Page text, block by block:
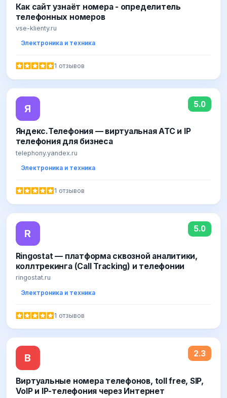
Как сайт узнаёт номера - определитель
телефонных номеров
vse-klienty.ru
Электроника и техника
1 отзывов
Я 5.0
Яндекс.Телефония — виртуальная АТС и IP
телефония для бизнеса
telephony.yandex.ru
Электроника и техника
1 отзывов
R 5.0
Ringostat — платформа сквозной аналитики,
коллтрекинга (Call Tracking) и телефонии
ringostat.ru
Электроника и техника
1 отзывов
В 2.3
Виртуальные номера телефонов, toll free, SIP,
VoIP и IP-телефония через Интернет